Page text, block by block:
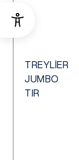
TREYLIER
JUMBO
TIR